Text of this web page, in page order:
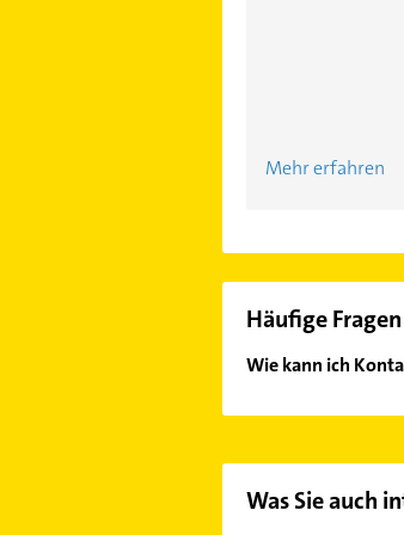
Mehr erfahren
Häufige Fragen
Wie kann ich
Was Sie auch